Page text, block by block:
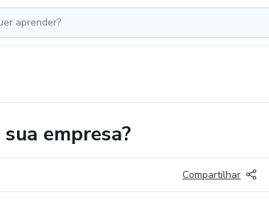
empresa?
Compartilhar